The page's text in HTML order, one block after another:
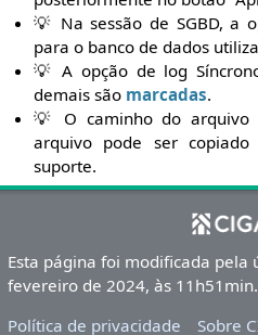
💡 Na sessão de SGBD, a
para o banco de dados
💡 A opção de log
demais são marcadas.
💡 O caminho do
arquivo pode ser
suporte.
Esta página foi modificada pela
fevereiro de 2024, às 11h51min.
Política de privacidade
Sobre